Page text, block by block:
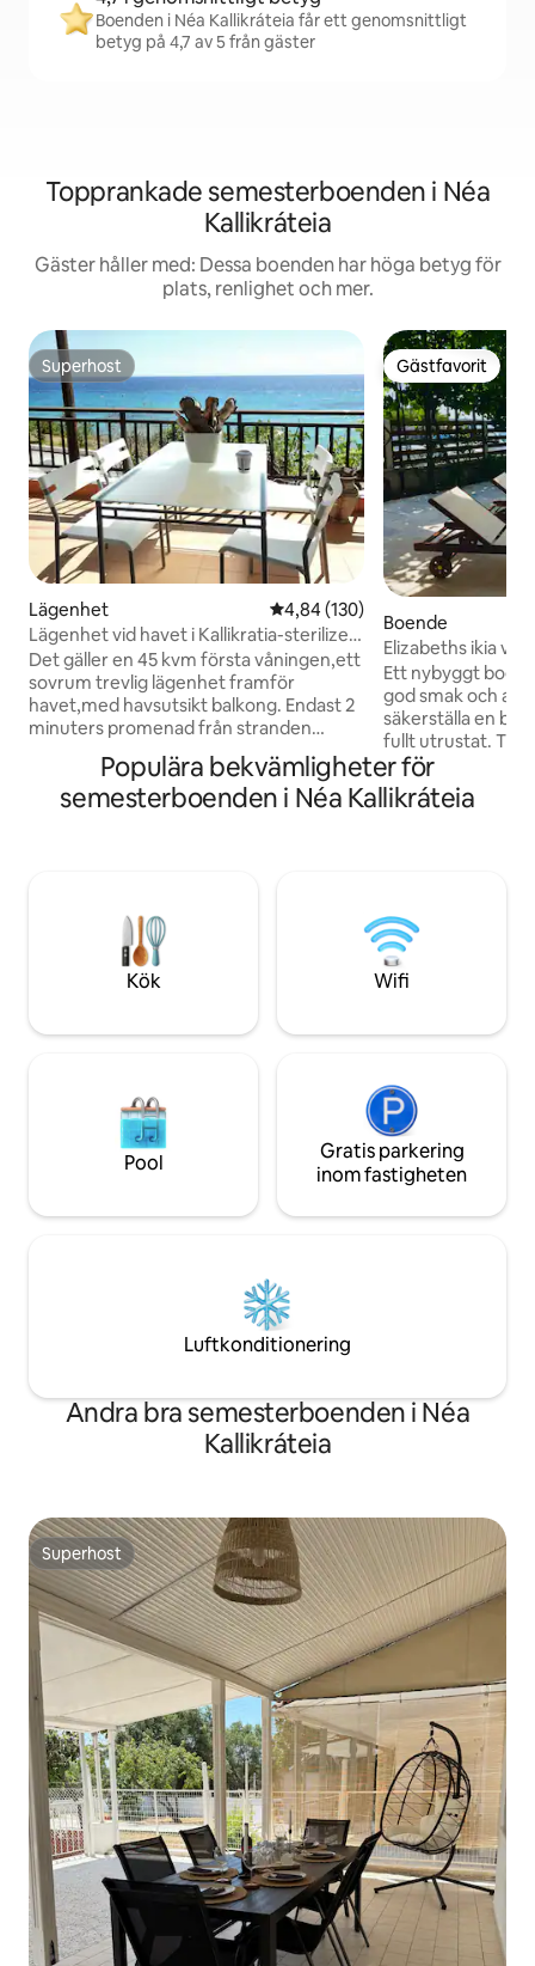
Boenden i Néa Kallikráteia får ett genomsnittligt
betyg på 4,7 av 5 från gäster
Topprankade semesterboenden i Néa
Kallikráteia
Gäster håller med: Dessa boenden har höga betyg för
plats, renlighet och mer.
Superhost
Superhost
Lägenhet 4,84 av 5 i genomsnittligt
4,84 (130)
Lägenhet vid havet i Kallikratia-sterilized
av UVC
Det gäller en 45 kvm första våningen,ett
sovrum trevlig lägenhet framför
havet,med havsutsikt balkong. Endast 2
minuters promenad från stranden
promenad från centrala Kallikratia,där
finns butiker, restauranger, nattliv,
garderob,badrum med tvättmaskin och
fullt utrustat kök. Det finns privat
parkering för en bil
Gästfavorit
Gästfavorit
Boende
Elizabeths ikia vid
Ett nybyggt
god smak och
säkerställa en
fullt utrustat. TV,
Båda sovrummen
allergivänliga
stort badrum
barer.
km bort och
km
Populära bekvämligheter för
semesterboenden i Néa Kallikráteia
Kök Wifi
Pool
Gratis parkering
inom fastigheten
Luftkonditionering
Andra bra semesterboenden i Néa
Kallikráteia
Superhost
Superhost